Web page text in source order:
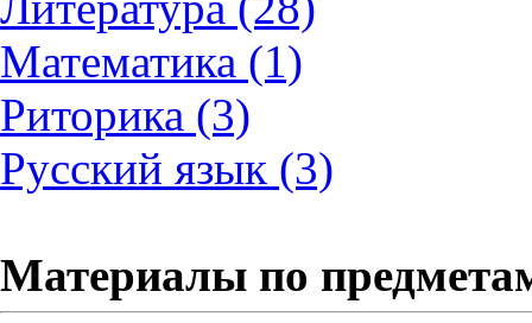
Математика (1)
Риторика (3)
Русский язык (3)
Материалы по